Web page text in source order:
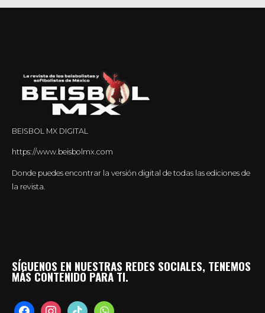
BEISBOL MX DIGITAL
https://www.beisbolmx.com
Donde puedes encontrar la versión digital de todas las ediciones de
la revista.
SÍGUENOS EN NUESTRAS REDES SOCIALES, TENEMOS
MÁS CONTENIDO PARA TI.
facebookinstagramtiktok whatsapp